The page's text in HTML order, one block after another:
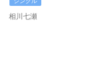
相川七瀬